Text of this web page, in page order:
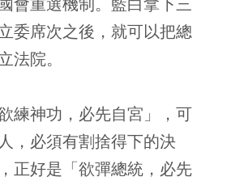
會重選機制。藍白拿下三
委席次之後，就可以把總
法院。
練神功，必先自宮」，可
，必須有割捨得下的決
正好是「欲彈總統，必先